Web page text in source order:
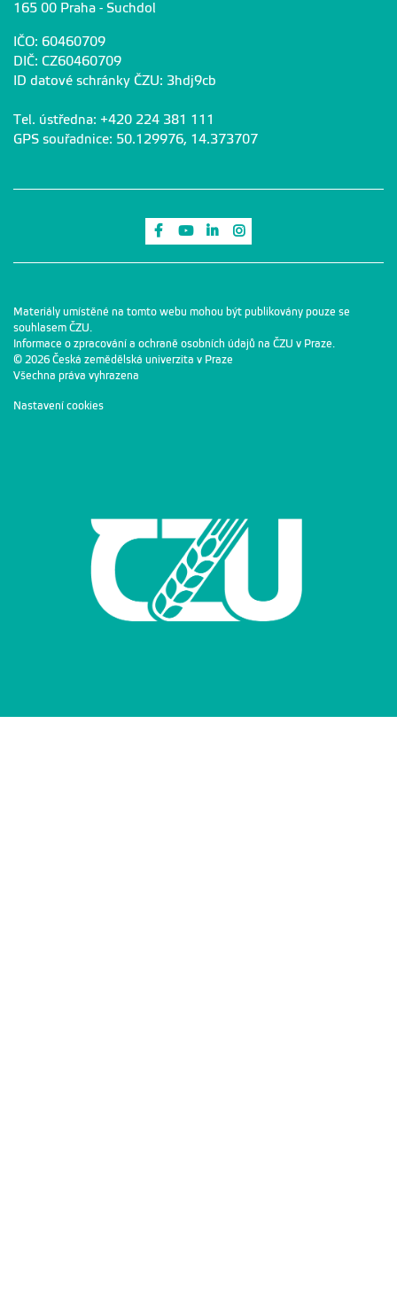
165 00 Praha - Suchdol
IČO: 60460709
DIČ: CZ60460709
ID datové schránky ČZU: 3hdj9cb
Tel. ústředna: +420 224 381 111
GPS souřadnice: 50.129976, 14.373707
Odkaz na Facebook
Odkaz na Youtube
Odkaz na LinkedIn
Materiály umístěné na tomto webu mohou být publikovány pouze se
souhlasem ČZU.
Informace o zpracování a ochraně osobních údajů na ČZU v Praze.
© 2026 Česká zemědělská univerzita v Praze
Všechna práva vyhrazena
Nastavení cookies